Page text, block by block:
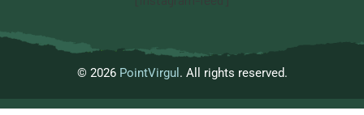
© 2026 PointVirgul . All rights reserved.